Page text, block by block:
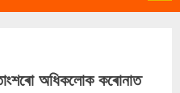
অধিকলোক কৰোনাত